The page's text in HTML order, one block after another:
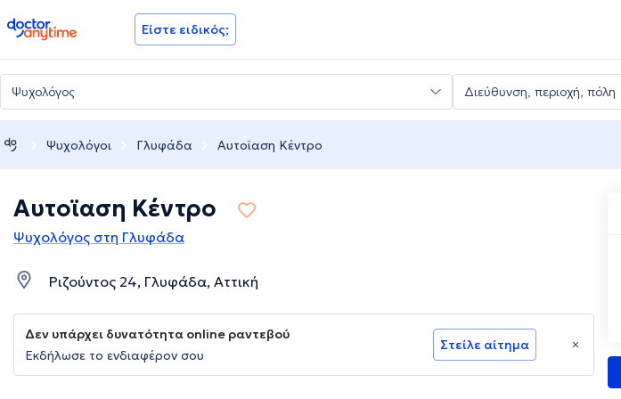
doctoranytime Είστε ειδικός;
Ψυχολόγοι Γλυφάδα Αυτοϊαση Κέντρο
Αυτοϊαση Κέντρο
Ψυχολόγος στη Γλυφάδα
Ριζούντος 24, Γλυφάδα, Αττική
Δεν υπάρχει δυνατότητα online ραντεβού
Εκδήλωσε το ενδιαφέρον σου
Στείλε αίτημα